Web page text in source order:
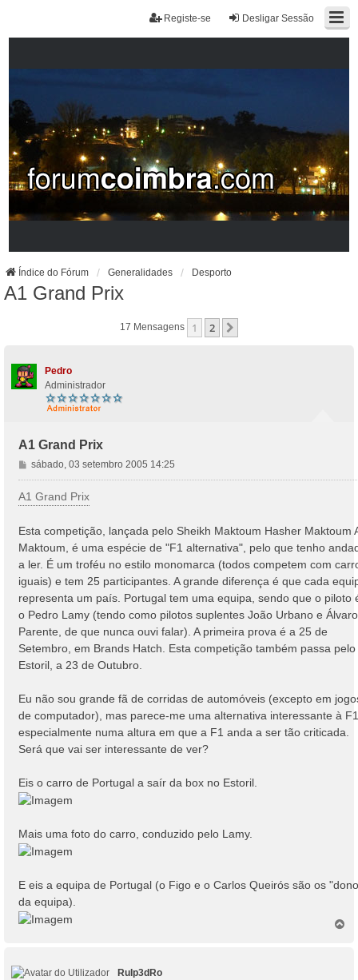
Desligar Sessão
Registe-se
Índice do Fórum Generalidades Desporto
A1 Grand Prix
17 Mensagens 1 2
Pedro
Administrador
A1 Grand Prix
M
e
n
s
g
e
m
sábado, 03 setembro 2005 14:25
A1 Grand Prix
Esta competição, lançada pelo Sheikh Maktoum Hasher Maktoum
Maktoum, é uma espécie de "F1 alternativa", pelo que tenho
a ler. É um troféu no estilo monomarca (todos competem com
iguais) e tem 25 participantes. A grande diferença é que cada
representa um país. Portugal tem uma equipa, sendo que o piloto
o Pedro Lamy (tendo como pilotos suplentes João Urbano e Álvaro
Parente, de que nunca ouvi falar). A primeira prova é a 25 de
Setembro, em Brands Hatch. Esta competição também passa pelo
Estoril, a 23 de Outubro.
Eu não sou grande fã de corridas de automóveis (excepto em
de computador), mas parece-me uma alternativa interessante à
especialmente numa altura em que a F1 anda a ser tão criticada.
Será que vai ser interessante de ver?
Eis o carro de Portugal a saír da box no Estoril.
Mais uma foto do carro, conduzido pelo Lamy.
E eis a equipa de Portugal (o Figo e o Carlos Queirós são os
da equipa).
RuIp3dRo